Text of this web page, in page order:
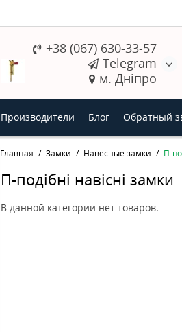
+38 (067) 630-33-57
Telegram
м. Дніпро
Производители Блог Обратный
Главная Замки Навесные замки П-
П-подібні навісні замки
В данной категории нет товаров.